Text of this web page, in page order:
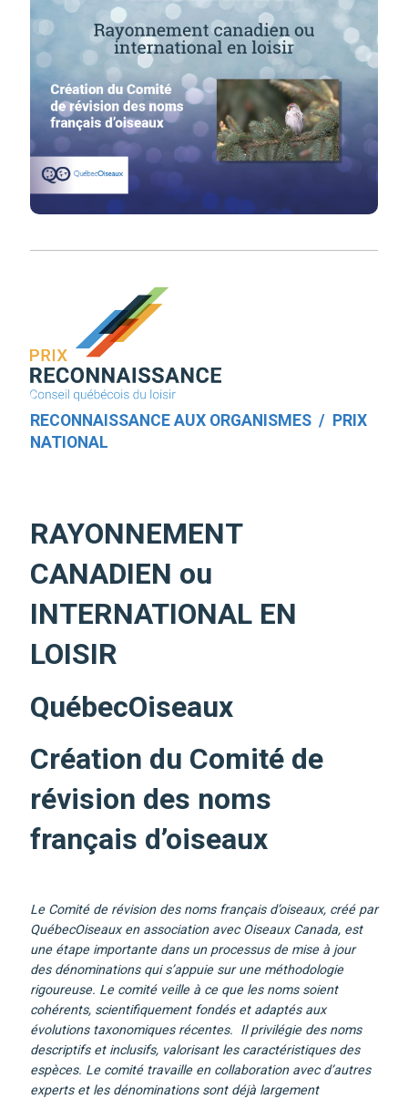
RECONNAISSANCE AUX ORGANISMES / PRIX
NATIONAL
RAYONNEMENT
CANADIEN ou
INTERNATIONAL EN
LOISIR
QuébecOiseaux
Création du Comité de
révision des noms
français d’oiseaux
Le Comité de révision des noms français d’oiseaux, créé par
QuébecOiseaux en association avec Oiseaux Canada, est
une étape importante dans un processus de mise à jour
des dénominations qui s’appuie sur une méthodologie
rigoureuse. Le comité veille à ce que les noms soient
cohérents, scientifiquement fondés et adaptés aux
évolutions taxonomiques récentes. Il privilégie des noms
descriptifs et inclusifs, valorisant les caractéristiques des
espèces. Le comité travaille en collaboration avec d’autres
experts et les dénominations sont déjà largement